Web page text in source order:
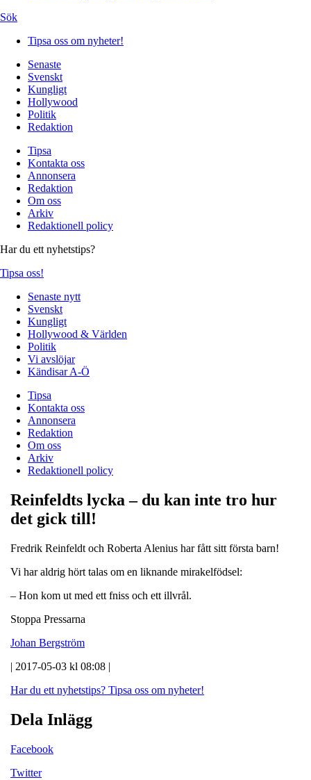
Sök
Tipsa oss om nyheter!
Senaste
Svenskt
Kungligt
Hollywood
Politik
Redaktion
Tipsa
Kontakta oss
Annonsera
Redaktion
Om oss
Arkiv
Redaktionell policy
Har du ett nyhetstips?
Tipsa oss!
Senaste nytt
Svenskt
Kungligt
Hollywood & Världen
Politik
Vi avslöjar
Kändisar A-Ö
Tipsa
Kontakta oss
Annonsera
Redaktion
Om oss
Arkiv
Redaktionell policy
Reinfeldts lycka – du kan inte tro hur
det gick till!
Fredrik Reinfeldt och Roberta Alenius har fått sitt första barn!
Vi har aldrig hört talas om en liknande mirakelfödsel:
– Hon kom ut med ett fniss och ett illvrål.
Stoppa Pressarna
Johan Bergström
| 2017-05-03 kl 08:08 |
Har du ett nyhetstips? Tipsa oss om nyheter!
Dela Inlägg
Facebook
Twitter